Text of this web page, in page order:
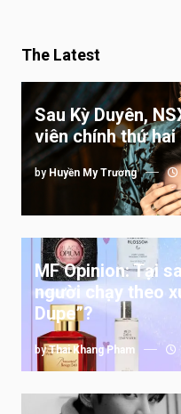
The Latest
Sau Kỳ Duyên,
viên chính thứ hai
by Huyền My Trương
MF Opinion: Tại
người chạy theo
Dupe”?
byThai Khang Pham